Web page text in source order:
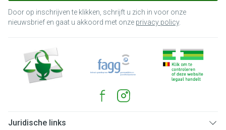
Door op inschrijven te klikken, schrijft u zich in voor onze
nieuwsbrief en gaat u akkoord met onze privacy policy.
Juridische links